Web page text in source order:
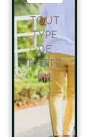
TOUT
TYPE
DE
BATTE
RIE